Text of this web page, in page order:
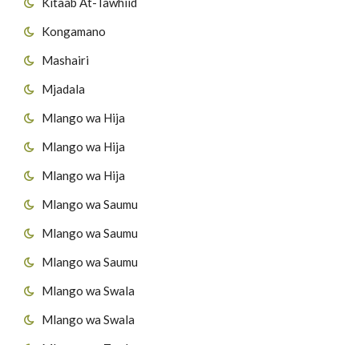
Kongamano
Mashairi
Mjadala
Mlango wa Hija
Mlango wa Hija
Mlango wa Hija
Mlango wa Saumu
Mlango wa Saumu
Mlango wa Saumu
Mlango wa Swala
Mlango wa Swala